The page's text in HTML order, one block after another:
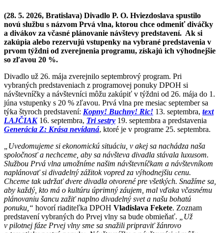
(28. 5. 2026, Bratislava) Divadlo P. O. Hviezdoslava spustilo
novú službu s názvom Prvá vlna, ktorou chce odmeniť diváčky
a divákov za včasné plánovanie návštevy predstavení. Ak si
zakúpia alebo rezervujú vstupenky na vybrané predstavenia v
prvom týždni od zverejnenia programu, získajú ich výhodnejšie
so zľavou 20 %.
Divadlo už 26. mája zverejnilo septembrový program. Pri
vybraných predstaveniach z programovej ponuky DPOH si
návštevníčky a návštevníci môžu zakúpiť v týždni od 26. mája do 1.
júna vstupenky s 20 % zľavou. Prvá vlna pre mesiac september sa
týka štyroch predstavení: Kopny! Buchny! Ric! 13. septembra, text
LAJČIAK16. septembra, Tri sestry 19. septembra a predstavenia
Generácia Z: Krása nevídaná, ktoré je v programe 25. septembra.
„Uvedomujeme si ekonomickú situáciu, v akej sa nachádza naša
spoločnosť a nechceme, aby sa návšteva divadla stávala luxusom.
Službou Prvá vlna umožníme našim návštevníčkam a návštevníkom
naplánovať si divadelný zážitok vopred za výhodnejšiu cenu.
Chceme tak udržať dvere divadla otvorené pre všetkých. Snažíme sa,
aby každý, kto má o kultúru úprimný záujem, mal vďaka včasnému
plánovaniu šancu zažiť naplno divadelný svet a našu bohatú
ponuku,“ hovorí riaditeľka DPOH Vladislava Fekete. Zoznam
predstavení vybraných do Prvej vlny sa bude obmieňať.
„Už
v pilotnej fáze Prvej vlny sme sa snažili pripraviť žánrovo